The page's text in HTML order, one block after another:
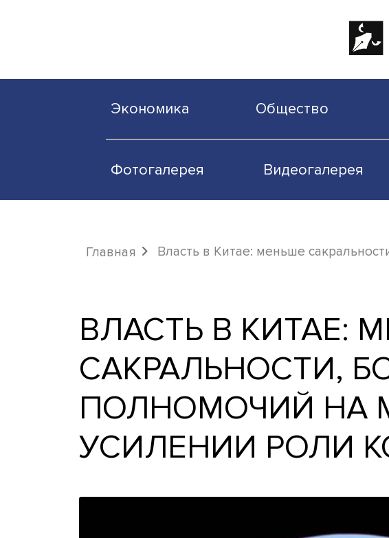
Фотогалерея
ВЛАСТЬ В
ПОЛНОМОЧИЙ
УСИЛЕНИИ